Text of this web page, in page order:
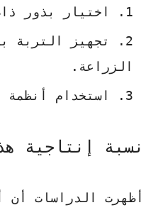
اختيار بذور
تجهيز التربة
الزراعة.
استخدام
نسبة إنتاجية
أظهرت الدراسات أن